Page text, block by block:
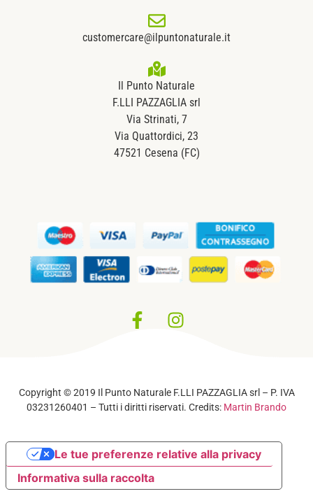
customercare@ilpuntonaturale.it
Il Punto Naturale
F.LLI PAZZAGLIA srl
Via Strinati, 7
Via Quattordici, 23
47521 Cesena (FC)
Copyright © 2019 Il Punto Naturale F.LLI PAZZAGLIA srl – P. IVA
03231260401 – Tutti i diritti riservati. Credits: Martin Brando
Informativa sulla raccolta
Le tue preferenze relative alla privacy